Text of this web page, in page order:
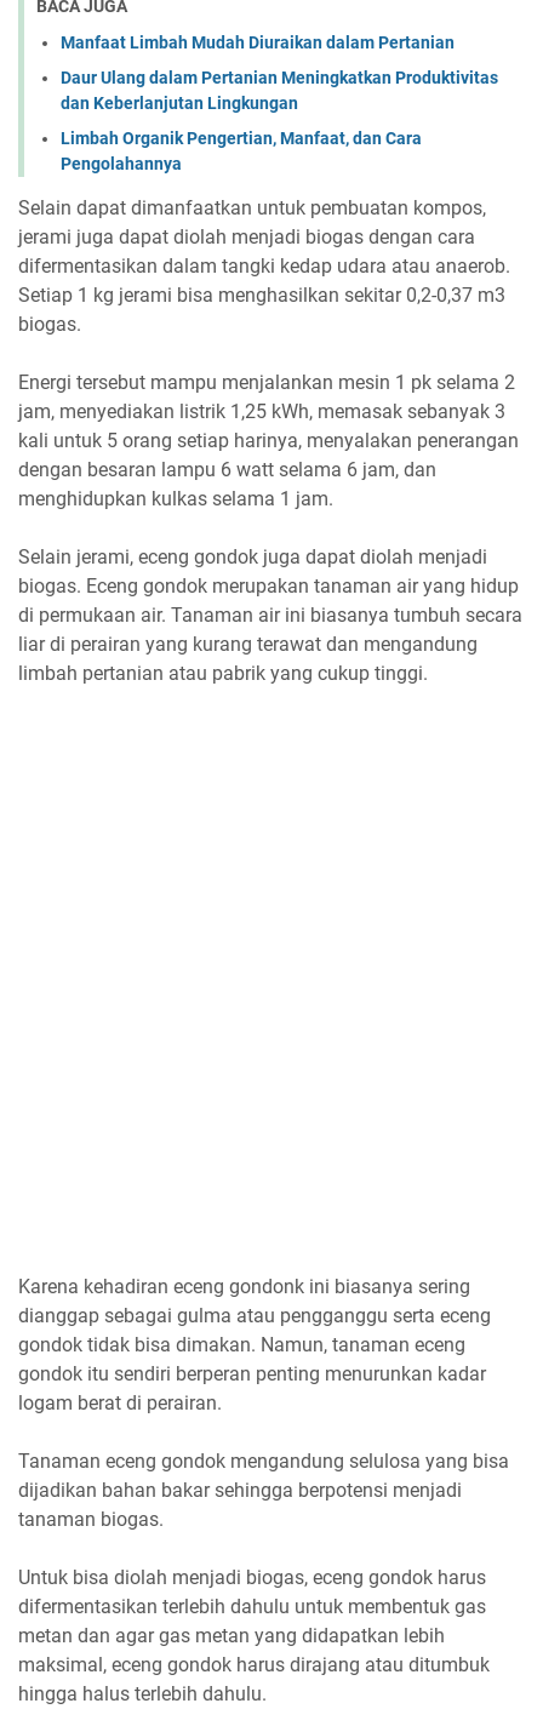
BACA JUGA
Manfaat Limbah Mudah Diuraikan dalam Pertanian
Daur Ulang dalam Pertanian Meningkatkan Produktivitas
dan Keberlanjutan Lingkungan
Limbah Organik Pengertian, Manfaat, dan Cara
Pengolahannya
Selain dapat dimanfaatkan untuk pembuatan kompos,
jerami juga dapat diolah menjadi biogas dengan cara
difermentasikan dalam tangki kedap udara atau anaerob.
Setiap 1 kg jerami bisa menghasilkan sekitar 0,2-0,37 m3
biogas.
Energi tersebut mampu menjalankan mesin 1 pk selama 2
jam, menyediakan listrik 1,25 kWh, memasak sebanyak 3
kali untuk 5 orang setiap harinya, menyalakan penerangan
dengan besaran lampu 6 watt selama 6 jam, dan
menghidupkan kulkas selama 1 jam.
Selain jerami, eceng gondok juga dapat diolah menjadi
biogas. Eceng gondok merupakan tanaman air yang hidup
di permukaan air. Tanaman air ini biasanya tumbuh secara
liar di perairan yang kurang terawat dan mengandung
limbah pertanian atau pabrik yang cukup tinggi.
Karena kehadiran eceng gondonk ini biasanya sering
dianggap sebagai gulma atau pengganggu serta eceng
gondok tidak bisa dimakan. Namun, tanaman eceng
gondok itu sendiri berperan penting menurunkan kadar
logam berat di perairan.
Tanaman eceng gondok mengandung selulosa yang bisa
dijadikan bahan bakar sehingga berpotensi menjadi
tanaman biogas.
Untuk bisa diolah menjadi biogas, eceng gondok harus
difermentasikan terlebih dahulu untuk membentuk gas
metan dan agar gas metan yang didapatkan lebih
maksimal, eceng gondok harus dirajang atau ditumbuk
hingga halus terlebih dahulu.